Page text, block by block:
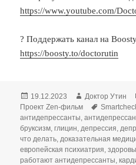
https://www.youtube.com/
? Поддержать канал на
https://boosty.to/doctorutin
Опубликовано
19.12.2023 Автор
Доктор Утин
Проект Zen-фильм
Метки
антидепрессанты,
бруксизм,глицин,депрессия,
что делать,доказательная
европейская психиатрия,
работают антидепрессанты,